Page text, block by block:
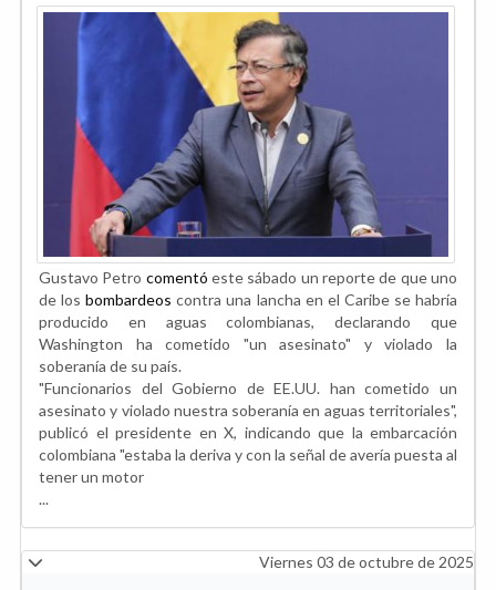
Gustavo Petro comentó este sábado un reporte de que uno
de losbombardeos contra una lancha en el Caribe se habría
producido en aguas colombianas, declarando que
Washington ha cometido "un asesinato" y violado la
soberanía de su país.
"Funcionarios del Gobierno de EE.UU. han cometido un
asesinato y violado nuestra soberanía en aguas territoriales",
publicó el presidente en X, indicando que la embarcación
colombiana "estaba la deriva y con la señal de avería puesta al
tener un motor
...
Viernes 03 de octubre de 2025